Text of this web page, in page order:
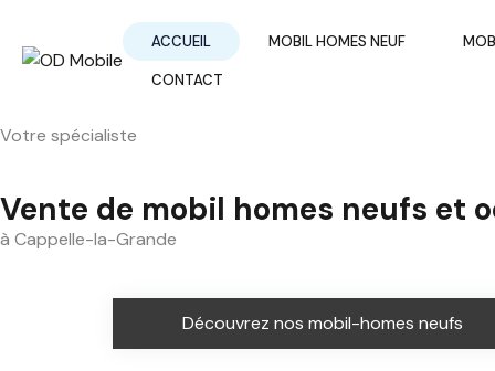
ACCUEIL MOBIL HOMES NEUF
CONTACT
Votre spécialiste
Vente de mobil homes neufs et
à Cappelle-la-Grande
Découvrez nos mobil-homes neufs